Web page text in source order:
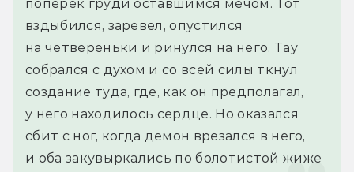
поперек груди оставшимся мечом. Тот
вздыбился, заревел, опустился
на четвереньки и ринулся на него. Тау
собрался с духом и со всей силы ткнул
создание туда, где, как он предполагал,
у него находилось сердце. Но оказался
сбит с ног, когда демон врезался в него,
и оба закувыркались по болотистой жиже